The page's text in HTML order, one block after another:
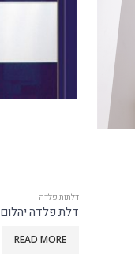
דלתות פלדה
דלת פלדה יהלום 1060
READ MORE